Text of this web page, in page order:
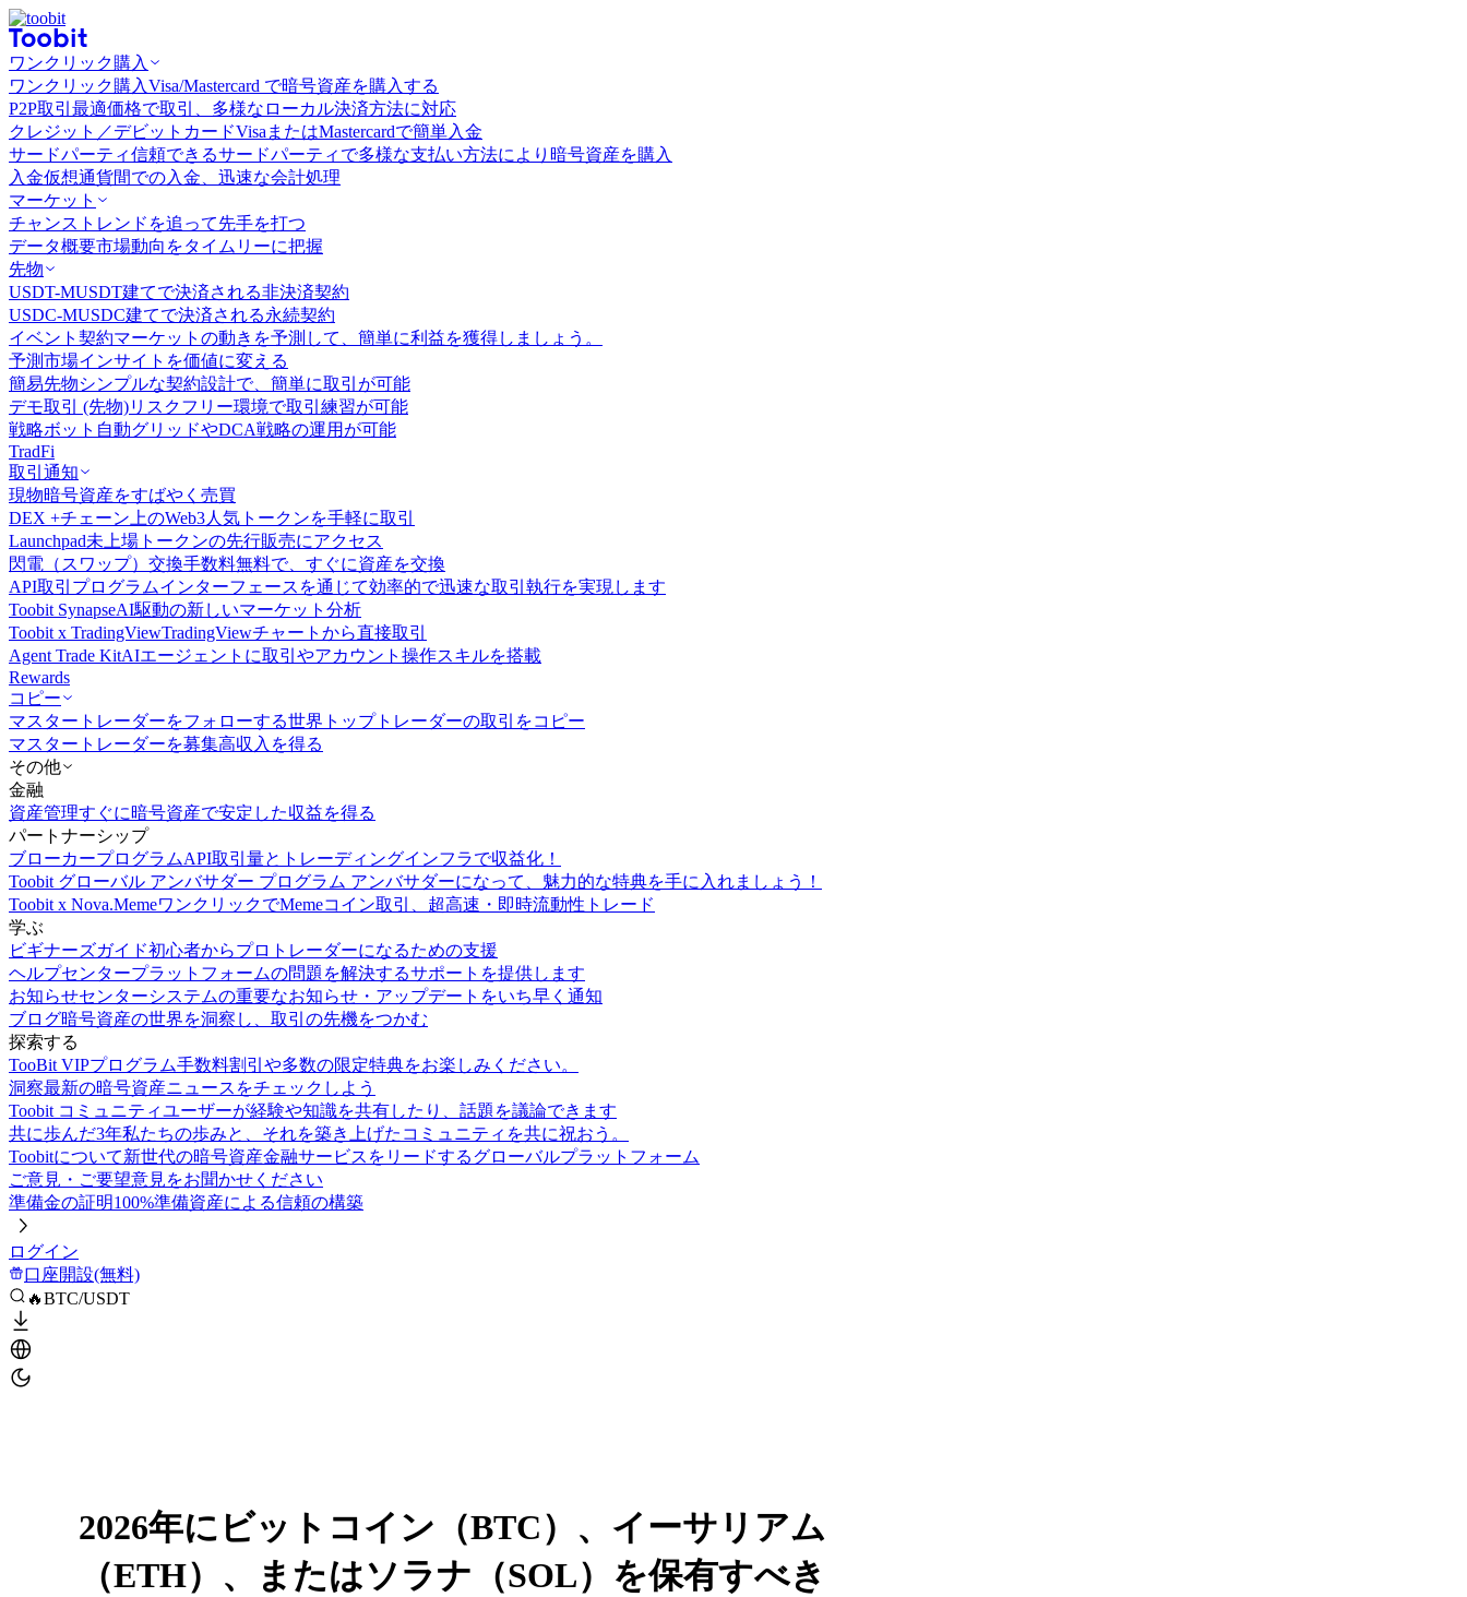
ワンクリック購入
ワンクリック購入Visa/Mastercard で暗号資産を購入する
P2P取引 最適価格で取引、多様なローカル決済方法に対応
クレジット／デビットカードVisaまたはMastercardで簡単入金
サードパーティ信頼できるサードパーティで多様な支払い方法により暗号資産を購入
入金仮想通貨間での入金、迅速な会計処理
マーケット
チャンス トレンドを追って先手を打つ
データ概要市場動向をタイムリーに把握
先物
USDT-MUSDT建てで決済される非決済契約
USDC-MUSDC建てで決済される永続契約
イベント契約マーケットの動きを予測して、簡単に利益を獲得しましょう。
予測市場インサイトを価値に変える
簡易先物シンプルな契約設計で、簡単に取引が可能
デモ取引 (先物)リスクフリー環境で取引練習が可能
戦略ボット 自動グリッドやDCA戦略の運用が可能
TradFi
取引通知
現物暗号資産をすばやく売買
DEX +チェーン上のWeb3人気トークンを手軽に取引
Launchpad未上場トークンの先行販売にアクセス
閃電（スワップ）交換手数料無料で、すぐに資産を交換
API取引 プログラムインターフェースを通じて効率的で迅速な取引執行を実現します
Toobit SynapseAI駆動の新しいマーケット分析
Toobit x TradingViewTradingViewチャートから直接取引
Agent Trade KitAIエージェントに取引やアカウント操作スキルを搭載
Rewards
コピー
マスタートレーダーをフォローする世界トップトレーダーの取引をコピー
マスタートレーダーを募集高収入を得る
その他
金融
資産管理すぐに暗号資産で安定した収益を得る
パートナーシップ
ブローカープログラムAPI取引量とトレーディングインフラで収益化！
Toobit グローバル アンバサダー プログラム アンバサダーになって、魅力的な特典を手に入れましょう！
Toobit x Nova.MemeワンクリックでMemeコイン取引、超高速・即時流動性トレード
学ぶ
ビギナーズガイド初心者からプロトレーダーになるための支援
ヘルプセンタープラットフォームの問題を解決するサポートを提供します
お知らせセンターシステムの重要なお知らせ・アップデートをいち早く通知
ブログ暗号資産の世界を洞察し、取引の先機をつかむ
探索する
TooBit VIPプログラム手数料割引や多数の限定特典をお楽しみください。
洞察最新の暗号資産ニュースをチェックしよう
Toobit コミュニティユーザーが経験や知識を共有したり、話題を議論できます
共に歩んだ3年私たちの歩みと、それを築き上げたコミュニティを共に祝おう。
Toobitについて新世代の暗号資産金融サービスをリードするグローバルプラットフォーム
ご意見・ご要望意見をお聞かせください
準備金の証明100%準備資産による信頼の構築
ログイン
口座開設(無料)
🔥BTC/USDT
2026年にビットコイン（BTC）、イーサリアム
（ETH）、またはソラナ（SOL）を保有すべき